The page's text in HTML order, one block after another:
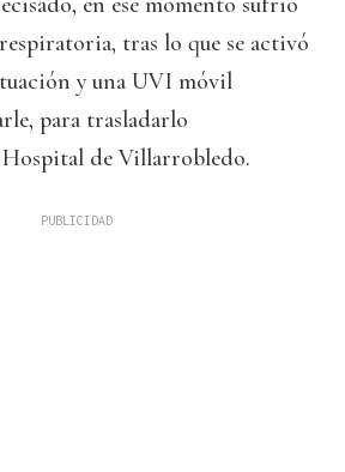
tras lo que se activó
y una UVI móvil
para trasladarlo
de Villarrobledo.